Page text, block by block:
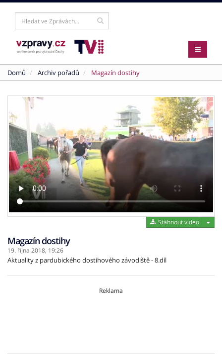
Domů Archiv pořadů Magazín dostihy
Stáhnout video
Magazín dostihy
19. října 2018, 19:26
Aktuality z pardubického dostihového závodiště - 8.díl
Reklama